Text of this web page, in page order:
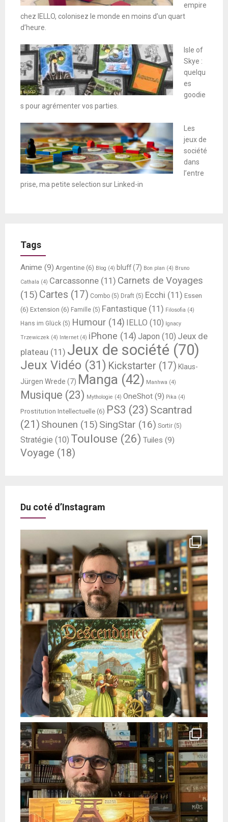
empire
chez IELLO, colonisez le monde en moins d’un quart
d’heure.
Isle of
Skye :
quelqu
es
goodie
s pour agrémenter vos parties.
Les
jeux de
société
dans
l’entre
prise, ma petite selection sur Linked-in
Tags
Anime (9) Argentine (6) Blog (4) bluff(7) Bon plan (4) Bruno
Cathala (4) Carcassonne (11) Carnets de Voyages
(15) Cartes (17) Combo (5) Draft (5) Ecchi (11) Essen
(6) Extension (6) Famille (5) Fantastique (11) Filosofia (4)
Hans im Glück (5) Humour (14) IELLO (10) Ignacy
Trzewiczek (4) Internet (4) iPhone (14) Japon (10) Jeux de
plateau (11) Jeux de société (70)
Jeux Vidéo (31) Kickstarter (17) Klaus-
Jürgen Wrede (7) Manga (42) Manhwa (4)
Musique (23) Mythologie (4) OneShot (9) Pika (4)
Prostitution Intellectuelle (6) PS3 (23) Scantrad
(21) Shounen (15) SingStar (16) Sortir (5)
Stratégie (10) Toulouse (26) Tuiles (9)
Voyage (18)
Du coté d’Instagram